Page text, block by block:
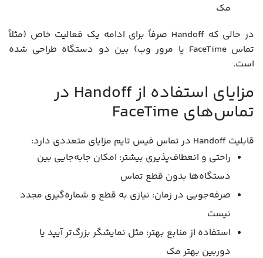
مک
در حالی که Handoff صرفاً برای ادامه یک فعالیت خاص (مثلاً
تماس FaceTime یا مرور وب) بین دو دستگاه طراحی شده
است.
مزایای استفاده از Handoff در
تماس‌های FaceTime
قابلیت Handoff در تماس فیس تایم مزایای متعددی دارد:
راحتی و انعطاف‌پذیری بیشتر: امکان جابه‌جایی بین
دستگاه‌ها بدون قطع تماس
صرفه‌جویی در زمان: نیازی به قطع و شماره‌گیری مجدد
نیست
استفاده از منابع بهتر: مثل نمایشگر بزرگ‌تر آیپد یا
دوربین بهتر مک